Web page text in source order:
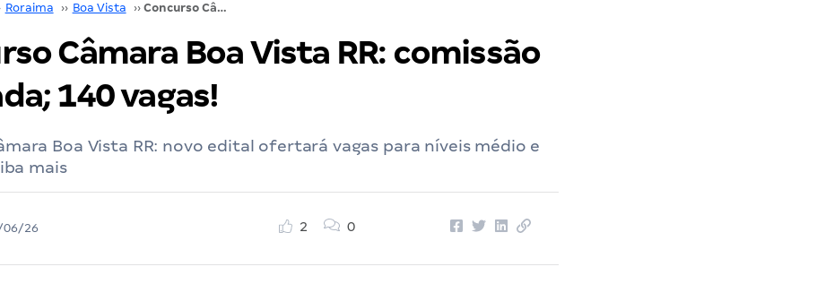
Roraima ›› Boa Vista ›› Concurso Câmara Boa Vista RR: comissão formada; 140 vagas!
Câmara Boa Vista RR: comissão
140 vagas!
Boa Vista RR: novo edital ofertará vagas para níveis médio e
mais
06/26
2 0